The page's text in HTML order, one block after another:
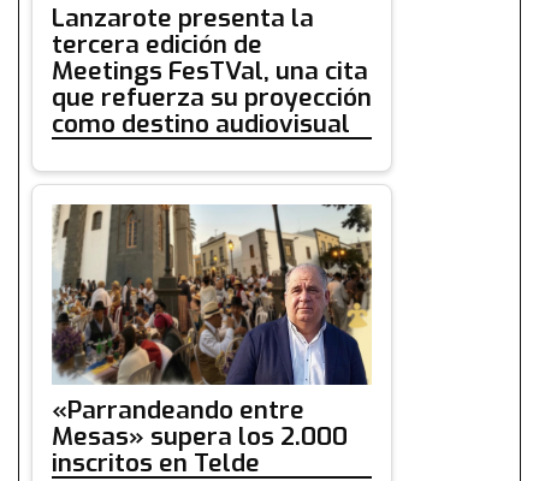
Lanzarote presenta la
tercera edición de
Meetings FesTVal, una cita
que refuerza su proyección
como destino audiovisual
«Parrandeando entre
Mesas» supera los 2.000
inscritos en Telde